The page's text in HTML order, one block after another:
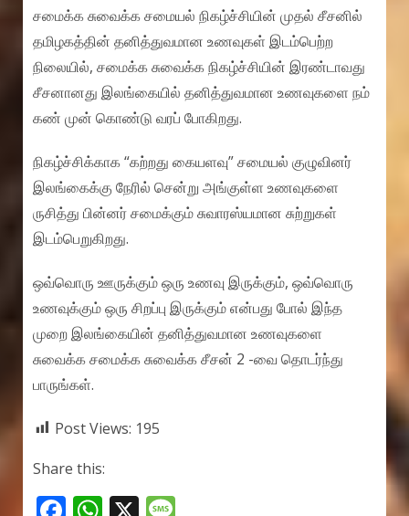
சமைக்க சுவைக்க சமையல் நிகழ்ச்சியின் முதல் சீசனில்
தமிழகத்தின் தனித்துவமான உணவுகள் இடம்பெற்ற
நிலையில், சமைக்க சுவைக்க நிகழ்ச்சியின் இரண்டாவது
சீசனானது இலங்கையில் தனித்துவமான உணவுகளை நம்
கண் முன் கொண்டு வரப் போகிறது.
நிகழ்ச்சிக்காக “கற்றது கையளவு” சமையல் குழுவினர்
இலங்கைக்கு நேரில் சென்று அங்குள்ள உணவுகளை
ருசித்து பின்னர் சமைக்கும் சுவாரஸ்யமான சுற்றுகள்
இடம்பெறுகிறது.
ஒவ்வொரு ஊருக்கும் ஒரு உணவு இருக்கும், ஒவ்வொரு
உணவுக்கும் ஒரு சிறப்பு இருக்கும் என்பது போல் இந்த
முறை இலங்கையின் தனித்துவமான உணவுகளை
சுவைக்க சமைக்க சுவைக்க சீசன் 2 -வை தொடர்ந்து
பாருங்கள்.
Post Views: 195
Share this: